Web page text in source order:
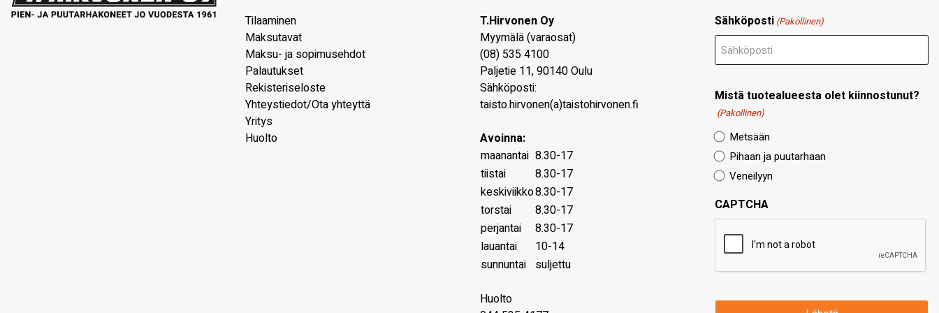
Tilaaminen
Maksutavat
Maksu- ja sopimusehdot
Palautukset
Rekisteriseloste
Yhteystiedot/Ota yhteyttä
Yritys
Huolto
T.Hirvonen Oy
Myymälä (varaosat)
(08) 535 4100
Paljetie 11,90140Oulu
Sähköposti:
taisto.hirvonen(a)taistohirvonen.fi
Avoinna:
maanantai 8.30-17
tiistai
8.30-17
keskiviikko8.30-17
torstai
8.30-17
perjantai
8.30-17
lauantai
10-14
sunnuntai suljettu
Huolto
Sähköposti (Pakollinen)
Mistä tuotealueesta olet kiinnostunut?
(Pakollinen)
Metsään
Pihaan ja puutarhaan
Veneilyyn
CAPTCHA